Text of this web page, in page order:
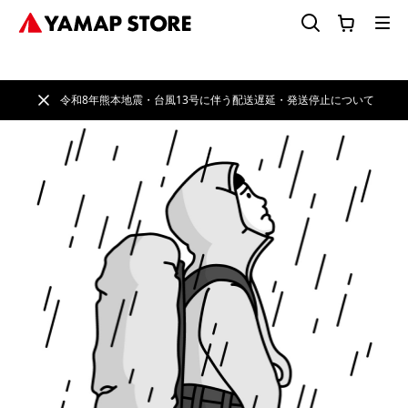
令和8年熊本地震・台風13号に伴う配送遅延・発送停止について